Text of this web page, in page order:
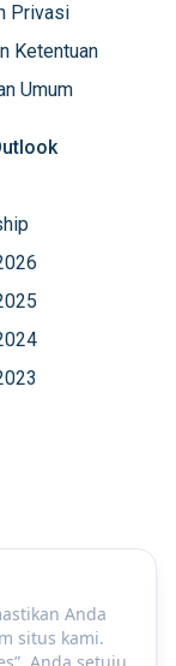
Anda
situs kami.
Privasi
Ketentuan
Umum